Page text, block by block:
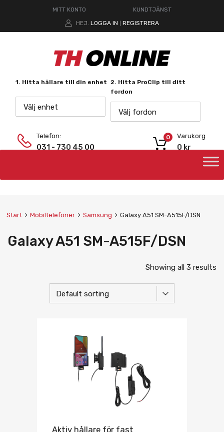
MITT KONTO
KUNDTJÄNST
HEJ. LOGGA IN REGISTRERA
1. Hitta hållare till din enhet
Välj enhet
2. Hitta ProClip till ditt
fordon
Välj fordon
Telefon:
031 - 730 45 00
Varukorg
0 kr
0
Start Mobiltelefoner Samsung Galaxy A51 SM-A515F/DSN
Galaxy A51 SM-A515F/DSN
Showing all 3 results
Aktiv hållare för fast